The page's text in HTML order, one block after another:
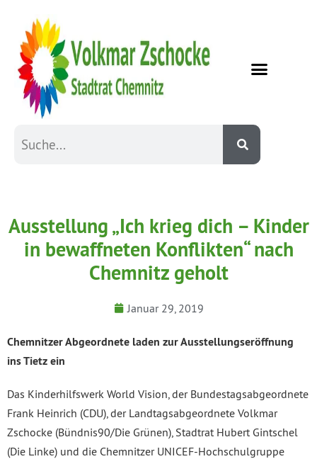
Ausstellung „Ich krieg dich – Kinder
in bewaffneten Konflikten“ nach
Chemnitz geholt
Januar 29, 2019
Chemnitzer Abgeordnete laden zur Ausstellungseröffnung
ins Tietz ein
Das Kinderhilfswerk World Vision, der Bundestagsabgeordnete
Frank Heinrich (CDU), der Landtagsabgeordnete Volkmar
Zschocke (Bündnis90/Die Grünen), Stadtrat Hubert Gintschel
(Die Linke) und die Chemnitzer UNICEF-Hochschulgruppe